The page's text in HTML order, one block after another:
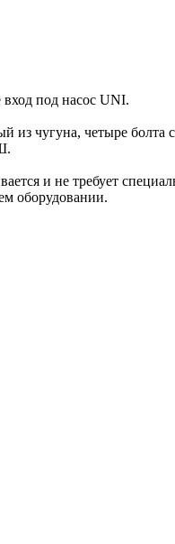
под насос UNI.
чугуна, четыре болта
и не требует
оборудовании.